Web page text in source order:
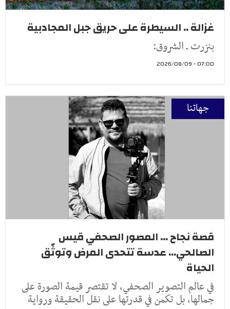
غزالة .. السيطرة على حريق جبل المجادبية
بنزرت ـ الشروق:
07:00 - 2026/08/09
جهاتنا
قصة نجاح ... المصور الصحفي قيس
الصالحي... عدسة تتحدى المرض وتوثّق
الحياة
في عالم التصوير الصحفي، لا تقتصر قيمة الصورة على
جمالها، بل تكمن في قدرتها على نقل الحقيقة ورواية